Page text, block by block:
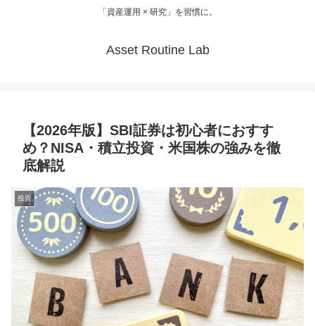
「資産運用 × 研究」を習慣に。
Asset Routine Lab
【2026年版】SBI証券は初心者におすす
め？NISA・積立投資・米国株の強みを徹
底解説
投資